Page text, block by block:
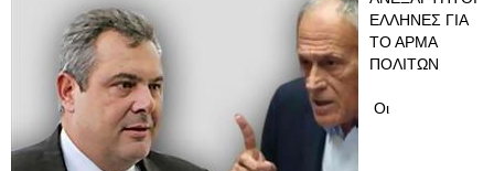
ΕΛΛΗΝΕΣ ΓΙΑ
ΤΟ ΑΡΜΑ
ΠΟΛΙΤΩΝ
Οι